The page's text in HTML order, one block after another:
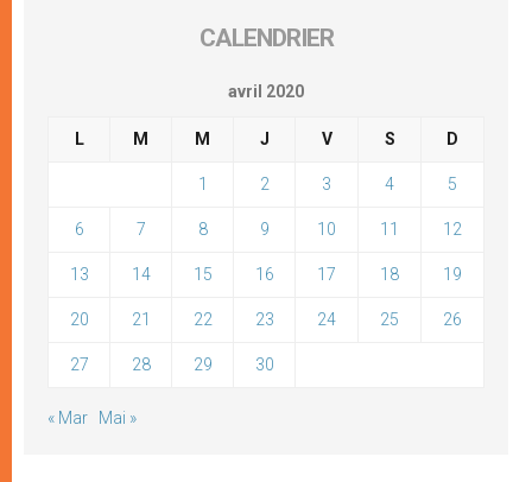
CALENDRIER
avril 2020
L M M J V S D
1 2 3 4 5
6 7 8 9 10 11 12
13 14 15 16 17 18 19
20 21 22 23 24 25 26
27 28 29 30
« Mar Mai »